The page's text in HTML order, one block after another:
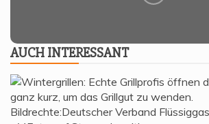
AUCH INTER­ES­SANT